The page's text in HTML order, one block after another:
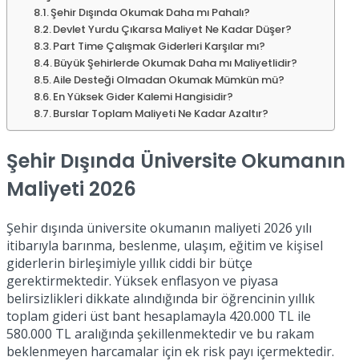
Şehir Dışında Okumak Daha mı Pahalı?
Devlet Yurdu Çıkarsa Maliyet Ne Kadar Düşer?
Part Time Çalışmak Giderleri Karşılar mı?
Büyük Şehirlerde Okumak Daha mı Maliyetlidir?
Aile Desteği Olmadan Okumak Mümkün mü?
En Yüksek Gider Kalemi Hangisidir?
Burslar Toplam Maliyeti Ne Kadar Azaltır?
Şehir Dışında Üniversite Okumanın
Maliyeti 2026
Şehir dışında üniversite okumanın maliyeti 2026 yılı
itibarıyla barınma, beslenme, ulaşım, eğitim ve kişisel
giderlerin birleşimiyle yıllık ciddi bir bütçe
gerektirmektedir. Yüksek enflasyon ve piyasa
belirsizlikleri dikkate alındığında bir öğrencinin yıllık
toplam gideri üst bant hesaplamayla 420.000 TL ile
580.000 TL aralığında şekillenmektedir ve bu rakam
beklenmeyen harcamalar için ek risk payı içermektedir.